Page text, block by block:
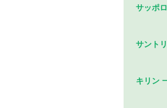
サッポ
サント
キリン